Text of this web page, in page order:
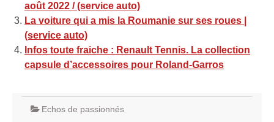
août 2022 / (service auto)
La voiture qui a mis la Roumanie sur ses roues |
(service auto)
Infos toute fraiche : Renault Tennis. La collection
capsule d’accessoires pour Roland-Garros
Echos de passionnés